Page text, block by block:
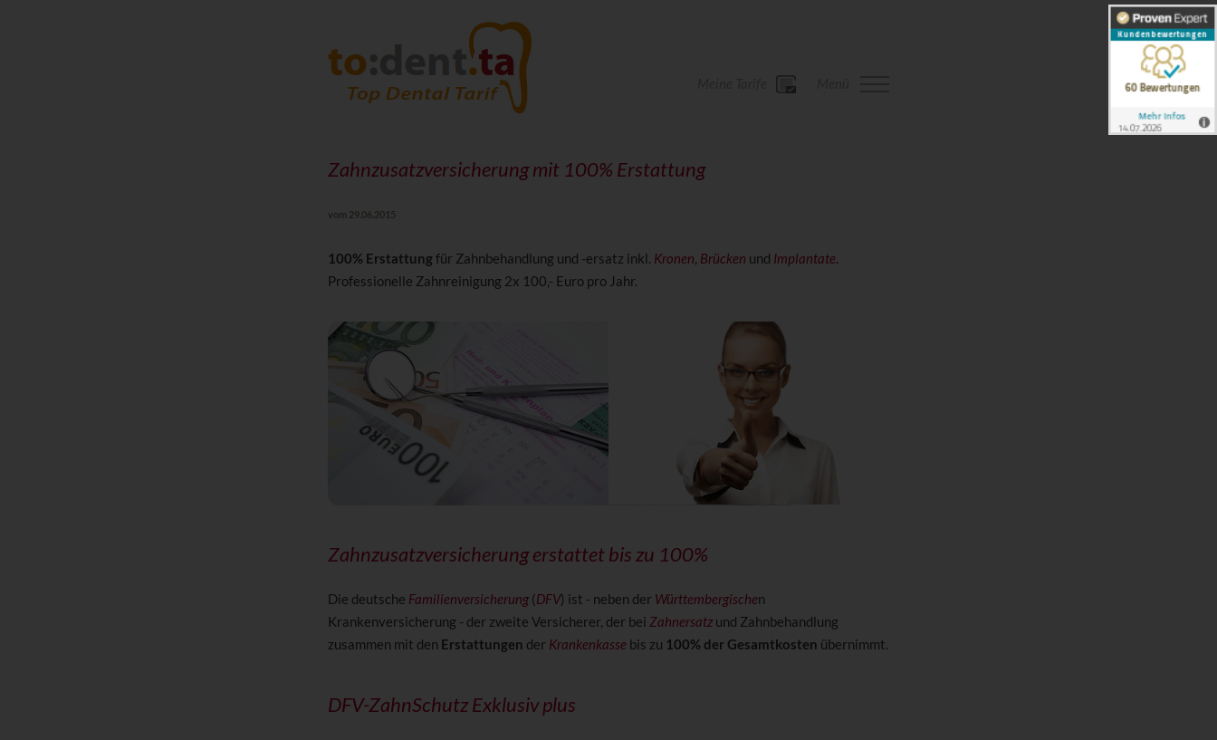
Zahnzusatzversicherung mit 100% Erstattung
vom 29.06.2015
100% Erstattungfür Zahnbehandlung und -ersatz inkl. Kronen, Brücken und Implantate.
Professionelle Zahnreinigung 2x 100,- Euro pro Jahr.
Zahnzusatzversicherung erstattet bis zu 100%
Die deutsche Familienversicherung (DFV) ist - neben der Württembergischen
Krankenversicherung - der zweite Versicherer, der bei Zahnersatz und Zahnbehandlung
zusammen mit den Erstattungen der Krankenkasse bis zu 100% der Gesamtkosten übernimmt.
DFV-ZahnSchutz Exklusiv plus